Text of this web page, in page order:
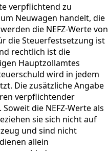
verpflichtend zu
Neuwagen handelt, die
die NEFZ-Werte von
die Steuerfestsetzung ist
rechtlich ist die
Hauptzollamtes
wird in jedem
Die zusätzliche Angabe
verpflichtender
die NEFZ-Werte als
sie sich nicht auf
und sind nicht
allein